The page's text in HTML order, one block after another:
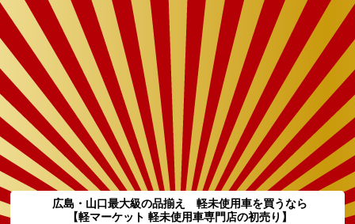
広島・山口最大級の品揃え 軽未使用車を買うなら
【軽マーケット 軽未使用車専門店の初売り】